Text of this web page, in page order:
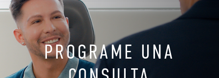
PROGRAME UNA